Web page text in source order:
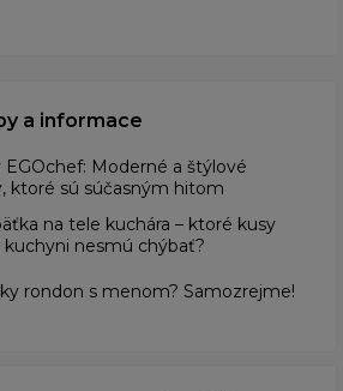
a informace
EGOchef: Moderné a štýlové
ktoré sú súčasným hitom
na tele kuchára – ktoré kusy
kuchyni nesmú chýbať?
rondon s menom? Samozrejme!